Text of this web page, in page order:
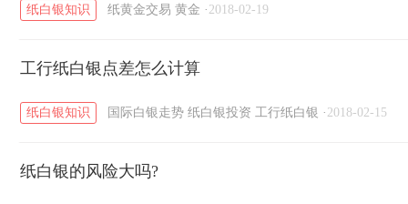
纸白银知识 纸黄金交易 黄金 · 2018-02-19
工行纸白银点差怎么计算
纸白银知识 国际白银走势 纸白银投资 工行纸白银 · 2018-02-15
纸白银的风险大吗?